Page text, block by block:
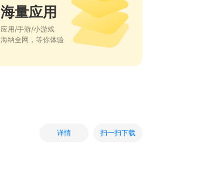
海量应用
应用/手游/小游戏
海纳全网，等你体验
详情 扫一扫下载